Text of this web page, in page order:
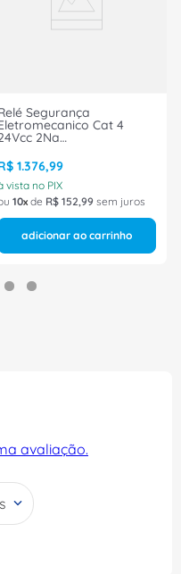
Segurança
Cat 4
2Na
Contact
1.376,99
vista no PIX
10 de R$ 152,99 sem juros
adicionar ao carrinho
avaliação.